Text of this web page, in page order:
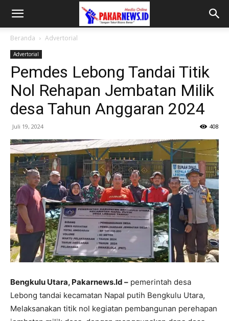
Beranda Advertorial
Advertorial
Pemdes Lebong Tandai Titik
Nol Rehapan Jembatan Milik
desa Tahun Anggaran 2024
Juli 19, 2024 408
Bengkulu Utara, Pakarnews.Id – pemerintah desa
Lebong tandai kecamatan Napal putih Bengkulu Utara,
Melaksanakan titik nol kegiatan pembangunan perehapan